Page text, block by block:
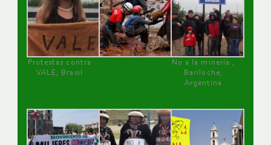
Protestas contra
VALE, Brasil
No a la minería ,
Bariloche,
Argentina